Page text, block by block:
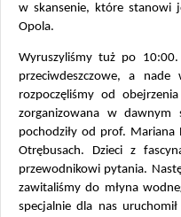
w skansenie, które stanowi
Opola.
Wyruszyliśmy tuż po
przeciwdeszczowe, a
rozpoczęliśmy od
zorganizowana w
pochodziły od prof. Mariana
Otrębusach. Dzieci z
przewodnikowi pytania.
zawitaliśmy do młyna
specjalnie dla nas